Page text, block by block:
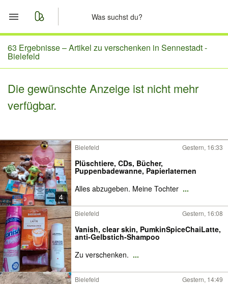
Start
Merkliste
Nachrichten
63 Ergebnisse –Artikel zu verschenken in Sennestadt -
Bielefeld
Die gewünschte Anzeige ist nicht mehr
verfügbar.
4
Bielefeld Gestern, 16:33
Plüschtiere, CDs, Bücher,
Puppenbadewanne, Papierlaternen
Alles abzugeben. Meine Tochter ...
Bielefeld Gestern, 16:08
Vanish, clear skin, PumkinSpiceChaiLatte,
anti-Gelbstich-Shampoo
Zu verschenken. ...
Bielefeld Gestern, 14:49